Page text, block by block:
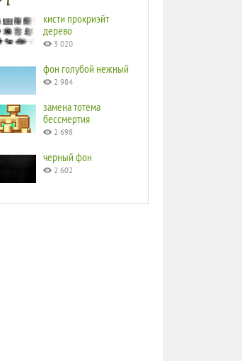
кисти прокриэйт
дерево
3 020
фон голубой нежный
2 984
замена тотема
бессмертия
2 698
черный фон
2 602